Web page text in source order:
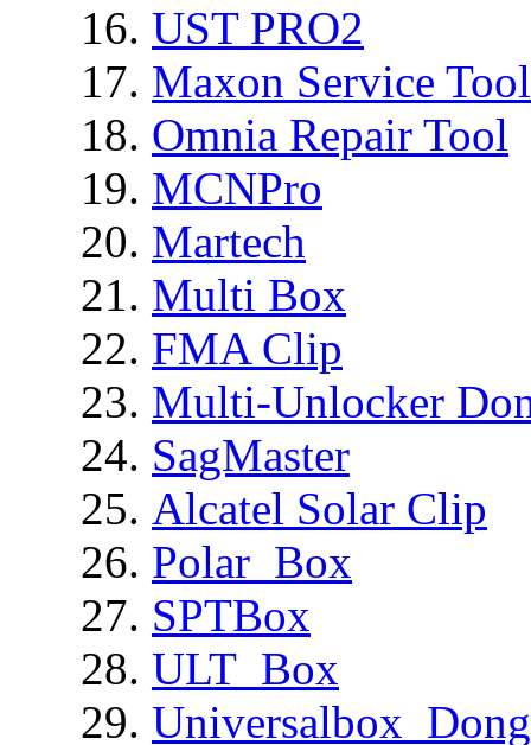
UST PRO2
Maxon Service
Omnia Repair Tool
MCNPro
Martech
Multi Box
FMA Clip
Multi-Unlocker
SagMaster
Alcatel Solar Clip
Polar_Box
SPTBox
ULT_Box